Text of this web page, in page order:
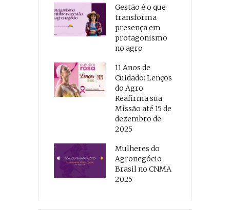
Gestão é o que
transforma
presença em
protagonismo
no agro
11 Anos de
Cuidado: Lenços
do Agro
Reafirma sua
Missão até 15 de
dezembro de
2025
Mulheres do
Agronegócio
Brasil no CNMA
2025